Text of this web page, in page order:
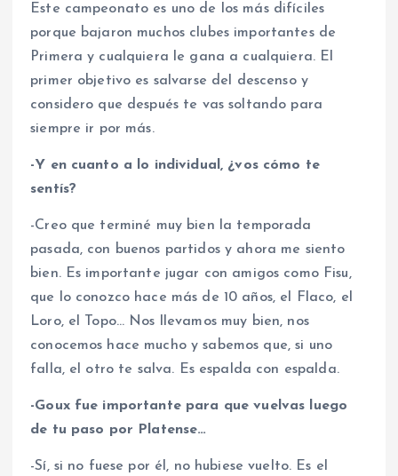
Este campeonato es uno de los más difíciles
porque bajaron muchos clubes importantes de
Primera y cualquiera le gana a cualquiera. El
primer objetivo es salvarse del descenso y
considero que después te vas soltando para
siempre ir por más.
-Y en cuanto a lo individual, ¿vos cómo te
sentís?
-Creo que terminé muy bien la temporada
pasada, con buenos partidos y ahora me siento
bien. Es importante jugar con amigos como Fisu,
que lo conozco hace más de 10 años, el Flaco, el
Loro, el Topo… Nos llevamos muy bien, nos
conocemos hace mucho y sabemos que, si uno
falla, el otro te salva. Es espalda con espalda.
-Goux fue importante para que vuelvas luego
de tu paso por Platense…
-Sí, si no fuese por él, no hubiese vuelto. Es el